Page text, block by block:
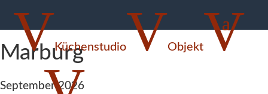
Brotreise um die Welt
Marburg
September 2026
VKüchenstudioVObjektV